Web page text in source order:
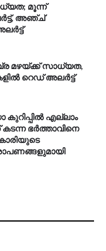
മൂന്ന്
അഞ്ച്
മ​ഴ​യ്ക്ക് സാ​ധ്യ​ത,
റെ​ഡ് അ​ലർ​ട്ട്
എല്ലാം
ഭർത്താവിനെ